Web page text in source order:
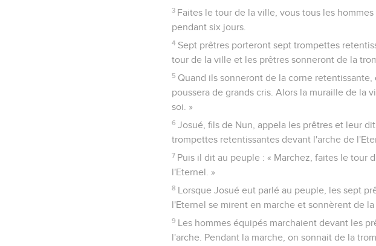
3 Faites le tour de la ville, vous tous les
pendant six jours.
4 Sept prêtres porteront sept trompettes
tour de la ville et les prêtres sonneront de la
5 Quand ils sonneront de la corne
poussera de grands cris. Alors la muraille de la
soi. »
6 Josué, fils de Nun, appela les prêtres et leur
trompettes retentissantes devant l'arche de
7 Puis il dit au peuple : « Marchez, faites le tour
l'Eternel. »
8 Lorsque Josué eut parlé au peuple, les sept
l'Eternel se mirent en marche et sonnèrent de
9 Les hommes équipés marchaient devant les
l'arche. Pendant la marche, on sonnait de la